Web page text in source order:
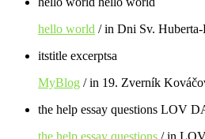
hello world / in Dni Sv.
itstitle excerptsa
MyBlog / in 19. Zverník
the help essay questions LOV